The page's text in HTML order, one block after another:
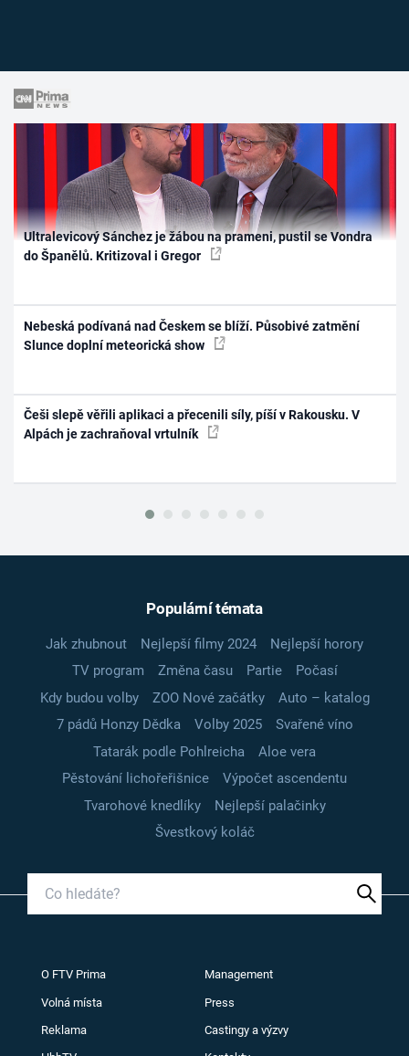
Ultralevicový Sánchez je žábou na prameni, pustil se Vondra
do Španělů. Kritizoval i Gregor
Nebeská podívaná nad Českem se blíží. Působivé zatmění
Slunce doplní meteorická show
Češi slepě věřili aplikaci a přecenili síly, píší v Rakousku. V
Alpách je zachraňoval vrtulník
Populární témata
Jak zhubnout Nejlepší filmy 2024
Nejlepší horory
TV program
Změna času Partie
Počasí
Kdy budou volby
ZOO Nové začátky
Auto – katalog
7 pádů Honzy Dědka
Volby 2025
Svařené víno
Tatarák podle Pohlreicha
Aloe vera
Pěstování lichořeřišnice
Výpočet ascendentu
Tvarohové knedlíky
Nejlepší palačinky
Švestkový koláč
O FTV Prima Management
Volná místa Press
Reklama Castingy a výzvy